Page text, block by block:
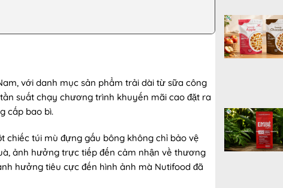
với danh mục sản phẩm trải dài từ sữa công
suất chạy chương trình khuyến mãi cao đặt ra
cấp bao bì.
chiếc túi mù đựng gấu bông không chỉ bảo vệ
ảnh hưởng trực tiếp đến cảm nhận về thương
hưởng tiêu cực đến hình ảnh mà Nutifood đã